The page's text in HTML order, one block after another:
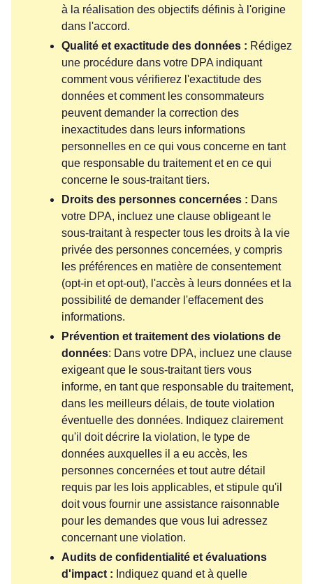
à la réalisation des objectifs définis à l'origine
dans l'accord.
Qualité et exactitude des données : Rédigez
une procédure dans votre DPA indiquant
comment vous vérifierez l'exactitude des
données et comment les consommateurs
peuvent demander la correction des
inexactitudes dans leurs informations
personnelles en ce qui vous concerne en tant
que responsable du traitement et en ce qui
concerne le sous-traitant tiers.
Droits des personnes concernées : Dans
votre DPA, incluez une clause obligeant le
sous-traitant à respecter tous les droits à la vie
privée des personnes concernées, y compris
les préférences en matière de consentement
(opt-in et opt-out), l'accès à leurs données et la
possibilité de demander l'effacement des
informations.
Prévention et traitement des violations de
données: Dans votre DPA, incluez une clause
exigeant que le sous-traitant tiers vous
informe, en tant que responsable du traitement,
dans les meilleurs délais, de toute violation
éventuelle des données. Indiquez clairement
qu'il doit décrire la violation, le type de
données auxquelles il a eu accès, les
personnes concernées et tout autre détail
requis par les lois applicables, et stipule qu'il
doit vous fournir une assistance raisonnable
pour les demandes que vous lui adressez
concernant une violation.
Audits de confidentialité et évaluations
d'impact : Indiquez quand et à quelle